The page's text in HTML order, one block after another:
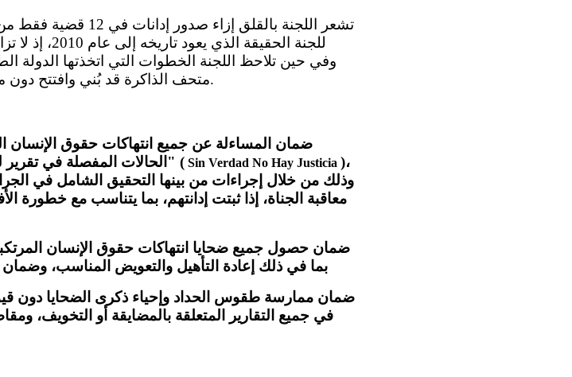
للجنة
وفي حين تلاحظ اللجنة الخطوات التي اتخذتها الدولة
متحف الذاكرة قد بُني وافتتح دون مشاركة فعلية من الضحايا (المواد 2 و6 و7 و14 ).
الحالات المفصلة في تقرير لجنة الحقيقة المعنون "لا عدالة من دون حقيقة" ( Sin Verdad No Hay Justicia )،
وذلك من خلال إجراءات من بينها التحقيق الشامل في
معاقبة الجناة، إذا ثبتت إدانتهم، بما يتناسب مع خطورة
ضمان حصول جميع ضحايا انتهاكات حقوق الإنسان
بما في ذلك إعادة التأهيل والتعويض المناسب،
ضمان ممارسة طقوس الحداد وإحياء ذكرى الضحايا دون
في جميع التقارير المتعلقة بالمضايقة أو التخويف،